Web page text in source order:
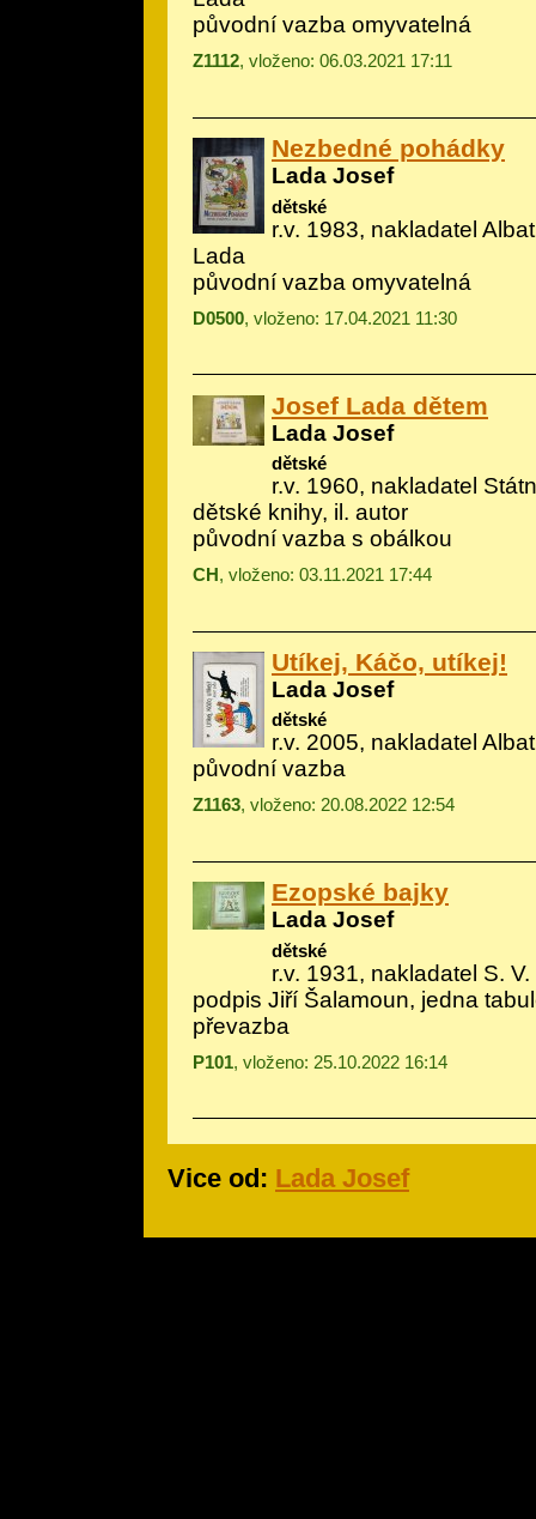
původní vazba omyvatelná
Z1112, vloženo: 06.03.2021 17:11
Nezbedné pohádky
Lada Josef
dětské
r.v. 1983, nakladatel
Lada
původní vazba omyvatelná
D0500, vloženo: 17.04.2021 11:30
Josef Lada dětem
Lada Josef
dětské
r.v. 1960, nakladatel
dětské knihy, il. autor
původní vazba s obálkou
CH, vloženo: 03.11.2021 17:44
Utíkej, Káčo, utíkej!
Lada Josef
dětské
r.v. 2005, nakladatel
původní vazba
Z1163, vloženo: 20.08.2022 12:54
Ezopské bajky
Lada Josef
dětské
r.v. 1931, nakladatel S.
podpis Jiří Šalamoun, jedna
převazba
P101, vloženo: 25.10.2022 16:14
Vice od: Lada Josef